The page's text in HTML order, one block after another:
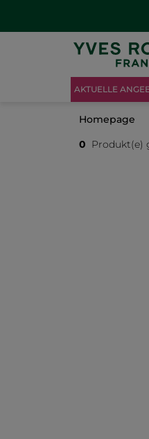
AKTUELLE
Homepage
0 Produkt(e)